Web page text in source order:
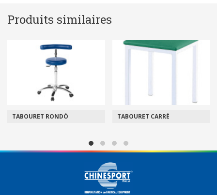
Produits similaires
TABOURET RONDÒ TABOURET CARRÉ